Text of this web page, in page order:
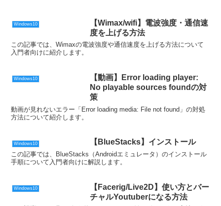
Windows10
【Wimax/wifi】電波強度・通信速
度を上げる方法
この記事では、Wimaxの電波強度や通信速度を上げる方法について
入門者向けに紹介します。
Windows10
【動画】Error loading player:
No playable sources foundの対
策
動画が見れないエラー「Error loading media: File not found」の対処
方法について紹介します。
Windows10 【BlueStacks】インストール
この記事では、BlueStacks（Androidエミュレータ）のインストール
手順について入門者向けに解説します。
Windows10
【Facerig/Live2D】使い方とバー
チャルYoutuberになる方法